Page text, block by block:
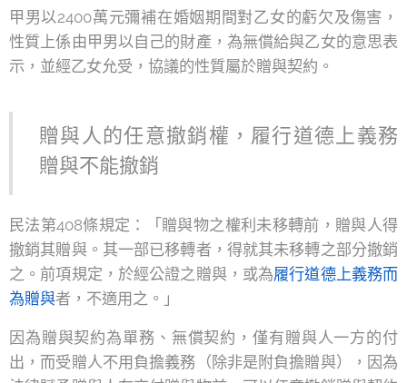
甲男以2400萬元彌補在婚姻期間對乙女的虧欠及傷害，
性質上係由甲男以自己的財產，為無償給與乙女的意思表
示，並經乙女允受，協議的性質屬於贈與契約。
贈與人的任意撤銷權，履行道德上義務
贈與不能撤銷
民法第408條規定：「贈與物之權利未移轉前，贈與人得
撤銷其贈與。其一部已移轉者，得就其未移轉之部分撤銷
之。前項規定，於經公證之贈與，或為履行道德上義務而
為贈與者，不適用之。」
因為贈與契約為單務、無償契約，僅有贈與人一方的付
出，而受贈人不用負擔義務（除非是附負擔贈與），因為